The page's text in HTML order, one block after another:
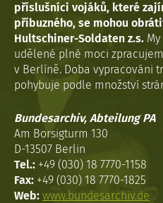
příslušníci vojáků, které
příbuzného, se mohou
Hultschiner-Soldaten z.s.
udělené plné moci
v Berlíně. Doba vypracováni
pohybuje podle množství
Bundesarchiv, Abteilung PA
Am Borsigturm 130
D-13507 Berlin
Tel.: +49 (030) 18 7770-1158
Fax: +49 (030) 18 7770-1825
Web: www.bundesarchiv.de